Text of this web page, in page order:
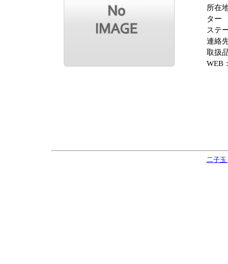
所在
ター
ステ
連絡
取扱
WEB
二子玉